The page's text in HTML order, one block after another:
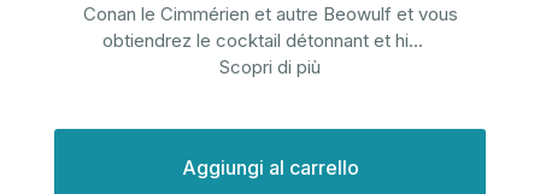
Conan le Cimmérien et autre Beowulf et vous
obtiendrez le cocktail détonnant et hi...
Scopri di più